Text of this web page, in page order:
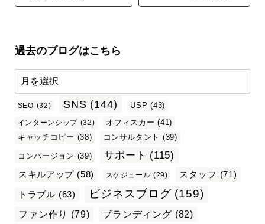
過去のブログはこちら
SEO (32) SNS (144) USP (43)
インターンシップ (32) オフィスカー (41)
キャッチコピー (38) コンサルタント (39)
コンバージョン (39) サポート (115)
スキルアップ (58) スケジュール (29) スタッフ (71)
トラブル (63) ビジネスブログ (159)
ファン作り (79) ブランディング (82)